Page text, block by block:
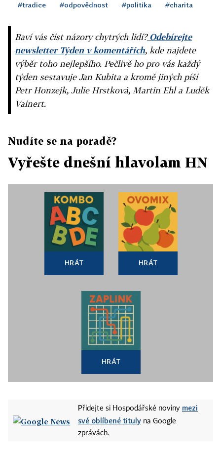
#tradice #odpovědnost #politika #charita
Baví vás číst názory chytrých lidí?Odebírejte
newsletter Týden v komentářích, kde najdete
výběr toho nejlepšího. Pečlivě ho pro vás každý
týden sestavuje Jan Kubita a kromě jiných píší
Petr Honzejk, Julie Hrstková, Martin Ehl a Luděk
Vainert.
Nudíte se na poradě?
Vyřešte dnešní hlavolam HN
HRÁT HRÁT
HRÁT
Přidejte si Hospodářské noviny mezi
své oblíbené tituly na Google
zprávách.